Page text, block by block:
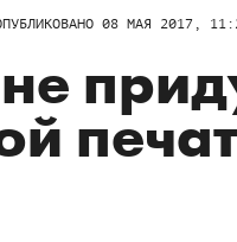
08 МАЯ 2017,